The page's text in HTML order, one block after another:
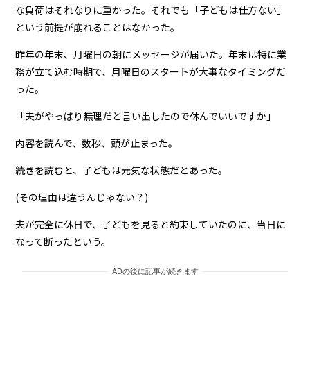
な負荷はそれなりに重かった。それでも「子どもは仕方ない」
という前提が崩れることはなかった。
昨年の年末、月曜日の朝にメッセージが届いた。年末は特に業
務が立て込む時期で、月曜日のスタートが大事なタイミングだ
った。
「夫がやっぱり無理だと言い出したので休んでいいですか」
内容を読んで、数秒、頭が止まった。
続きを読むと、子どもは元気な状態だとあった。
(その理由は違うんじゃない？)
夫が完全に休日で、子どもを見ると約束していたのに、当日に
なって断ったという。
ADの後に記事が続きます